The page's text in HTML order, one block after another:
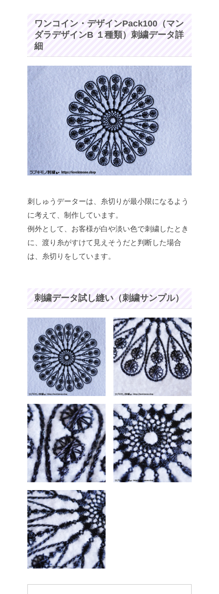
ワンコイン・デザインPack100（マン
ダラデザインB １種類）刺繍データ詳
細
刺しゅうデーターは、糸切りが最小限になるよう
に考えて、制作しています。
例外として、お客様が白や淡い色で刺繍したとき
に、渡り糸がすけて見えそうだと判断した場合
は、糸切りをしています。
刺繍データ試し縫い（刺繍サンプル）